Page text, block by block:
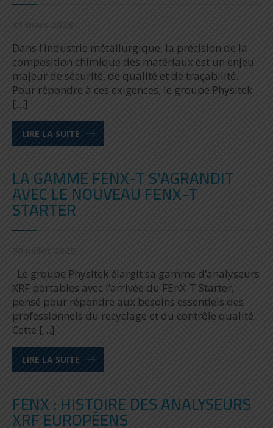
Dans l’industrie métallurgique, la précision de la
composition chimique des matériaux est un enjeu
majeur de sécurité, de qualité et de traçabilité.
Pour répondre à ces exigences, le groupe Physitek
[…]
LIRE LA SUITE
LA GAMME FENX-T S’AGRANDIT
AVEC LE NOUVEAU FENX-T
STARTER
Le groupe Physitek élargit sa gamme d’analyseurs
XRF portables avec l’arrivée du FEnX-T Starter,
pensé pour répondre aux besoins essentiels des
professionnels du recyclage et du contrôle qualité.
Cette […]
LIRE LA SUITE
FENX : HISTOIRE DES ANALYSEURS
XRF EUROPÉENS